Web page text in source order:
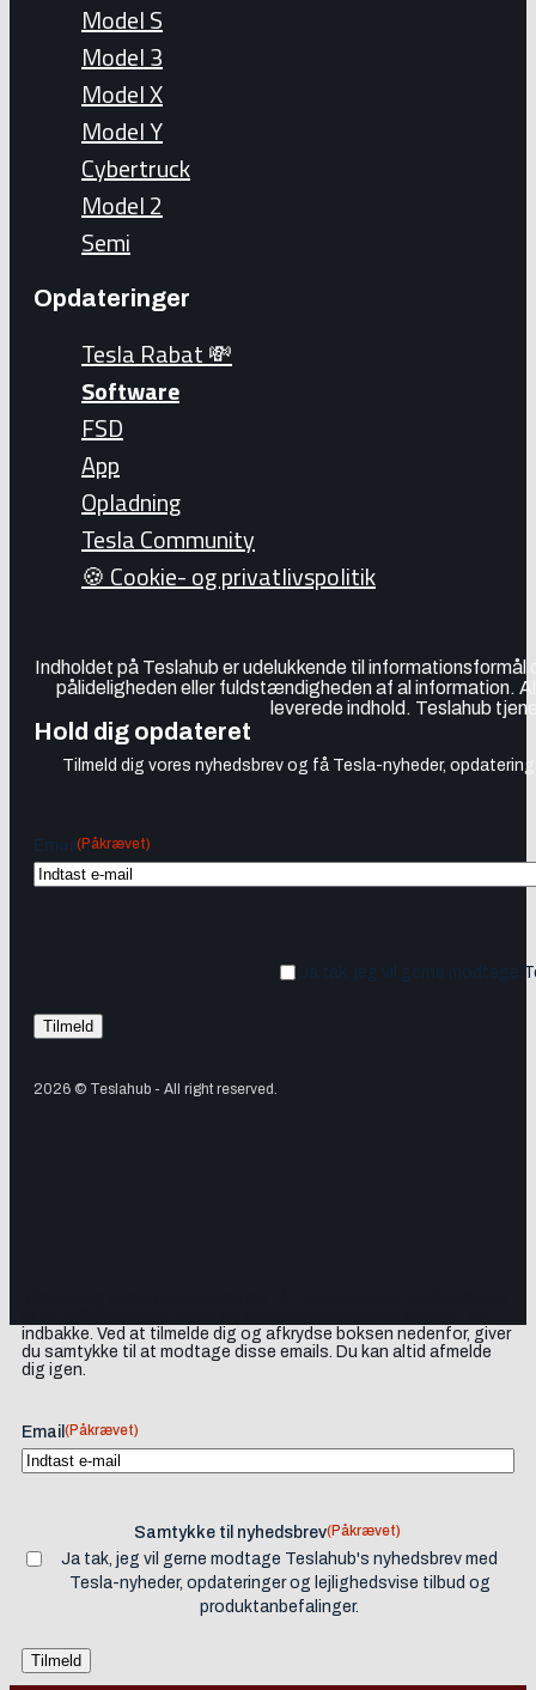
Model S
Model 3
Model X
Model Y
Cybertruck
Model 2
Semi
Opdateringer
Tesla Rabat 💸
Software
FSD
App
Opladning
Tesla Community
🍪 Cookie- og privatlivspolitik
Indholdet på Teslahub er udelukkende til
pålideligheden eller fuldstændigheden af al information.
leverede indhold. Teslahub
Hold dig opdateret
Tilmeld dig vores nyhedsbrev og få Tesla-nyheder,
(Påkrævet)
Ja tak, jeg vil gerne modtage
2026 © Teslahub - All right reserved.
indbakke. Ved at tilmelde dig og afkrydse boksen nedenfor, giver
du samtykke til at modtage disse emails. Du kan altid afmelde
dig igen.
Email (Påkrævet)
Samtykke til nyhedsbrev(Påkrævet)
Ja tak, jeg vil gerne modtage Teslahub's nyhedsbrev med
Tesla-nyheder, opdateringer og lejlighedsvise tilbud og
produktanbefalinger.